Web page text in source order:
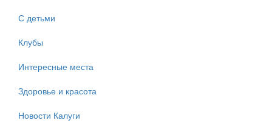
С детьми
Клубы
Интересные места
Здоровье и красота
Новости Калуги